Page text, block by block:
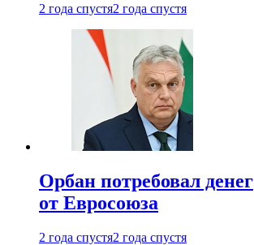
2 года спустя2 года спустя
Орбан потребовал денег
от Евросоюза
2 года спустя2 года спустя